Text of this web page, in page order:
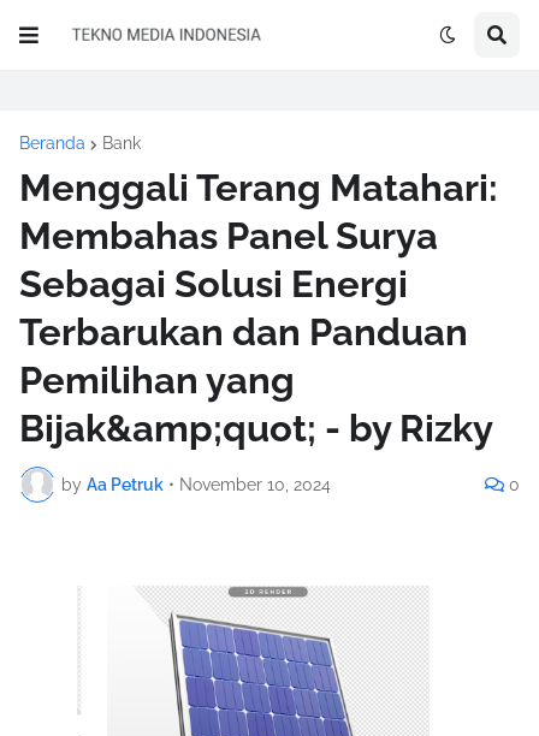
Beranda Bank
Menggali Terang Matahari:
Membahas Panel Surya
Sebagai Solusi Energi
Terbarukan dan Panduan
Pemilihan yang
Bijak&amp;quot; - by Rizky
by Aa Petruk • November 10, 2024 0